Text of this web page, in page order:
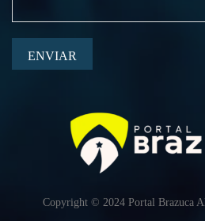
ENVIAR
Copyright © 2024 Portal Brazuca